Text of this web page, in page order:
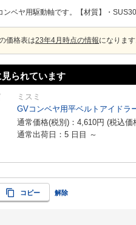
ンベヤ用駆動軸です。【材質】・
価格表は23年4月時点の情報になりま
られています
ミスミ
GVコンベヤ用平ベルトアイドラ
通常価格(税別)： 4,610円 (税込価
通常出荷日：5 日目 ～
コピー 解除